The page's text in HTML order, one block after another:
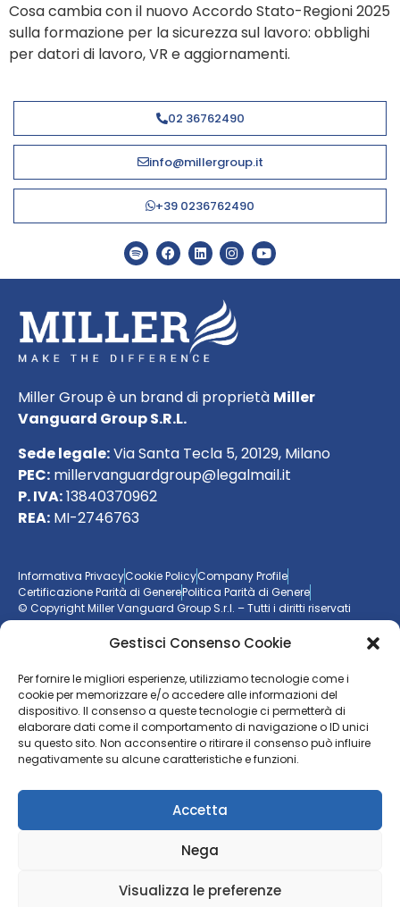
Gestisci Consenso Cookie
Per fornire le migliori esperienze, utilizziamo tecnologie come i
cookie per memorizzare e/o accedere alle informazioni del
dispositivo. Il consenso a queste tecnologie ci permetterà di
elaborare dati come il comportamento di navigazione o ID unici
su questo sito. Non acconsentire o ritirare il consenso può influire
negativamente su alcune caratteristiche e funzioni.
Accetta
Nega
Visualizza le preferenze
Cosa cambia con il nuovo Accordo Stato-Regioni 2025
sulla formazione per la sicurezza sul lavoro: obblighi
per datori di lavoro, VR e aggiornamenti.
02 36762490
info@millergroup.it
+39 0236762490
Miller Group è un brand di proprietà Miller
Vanguard Group S.R.L.
Sede legale:Via Santa Tecla 5, 20129, Milano
PEC: millervanguardgroup@legalmail.it
P. IVA:13840370962
REA: MI-2746763
Informativa PrivacyCookie PolicyCompany Profile
Certificazione Parità di GenerePolitica Parità di Genere
© Copyright Miller Vanguard Group S.r.l. – Tutti i diritti riservati
Vuoi essere aggiornato sul mondo delle imprese?
Resta sempre un passo avanti con la nostranewsletter
ISCRIVITI ALLA NEWSLETTER